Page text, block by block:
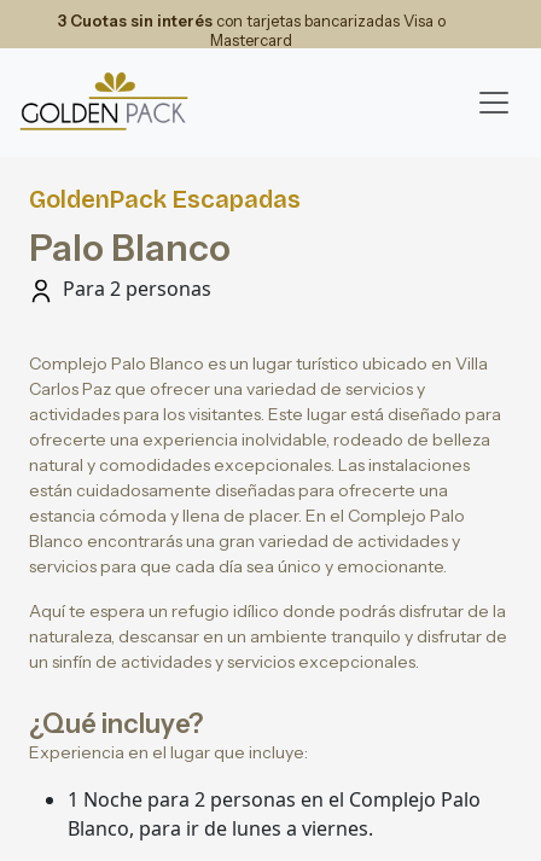
3 Cuotas sin interéscon tarjetas bancarizadas Visa o
Mastercard
GoldenPack Escapadas
Palo Blanco
Para 2 personas
Complejo Palo Blanco es un lugar turístico ubicado en Villa
Carlos Paz que ofrecer una variedad de servicios y
actividades para los visitantes. Este lugar está diseñado para
ofrecerte una experiencia inolvidable, rodeado de belleza
natural y comodidades excepcionales. Las instalaciones
están cuidadosamente diseñadas para ofrecerte una
estancia cómoda y llena de placer. En el Complejo Palo
Blanco encontrarás una gran variedad de actividades y
servicios para que cada día sea único y emocionante.
Aquí te espera un refugio idílico donde podrás disfrutar de la
naturaleza, descansar en un ambiente tranquilo y disfrutar de
un sinfín de actividades y servicios excepcionales.
¿Qué incluye?
Experiencia en el lugar que incluye:
1 Noche para 2 personas en el Complejo Palo
Blanco, para ir de lunes a viernes.